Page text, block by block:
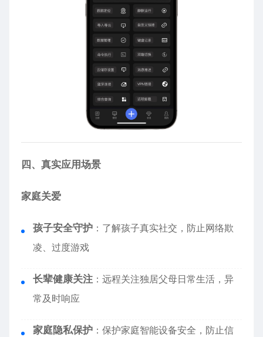
四、真实应用场景
家庭关爱
孩子安全守护 ：了解孩子真实社交，防止网络欺
凌、过度游戏
长辈健康关注 ：远程关注独居父母日常生活，异
常及时响应
家庭隐私保护 ：保护家庭智能设备安全，防止信